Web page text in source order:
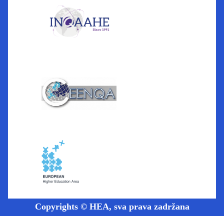
Copyrights © HEA, sva prava zadržana